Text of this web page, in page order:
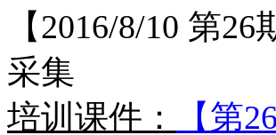
【2016/8/10 第
采集
培训课件：
【第